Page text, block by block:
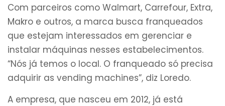
Com parceiros como Walmart, Carrefour, Extra,
Makro e outros, a marca busca franqueados
que estejam interessados em gerenciar e
instalar máquinas nesses estabelecimentos.
“Nós já temos o local. O franqueado só precisa
adquirir as vending machines”, diz Loredo.
A empresa, que nasceu em 2012, já está